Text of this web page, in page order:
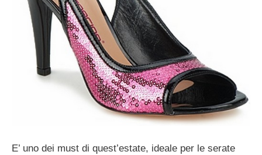
E’ uno dei must di quest’estate, ideale per le serate